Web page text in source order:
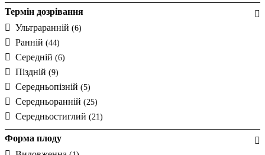
Термін дозрівання
Ультраранній (6)
Ранній (44)
Середній (6)
Піздній (9)
Середньопізній (5)
Середньоранній (25)
Середньостиглий (21)
Форма плоду